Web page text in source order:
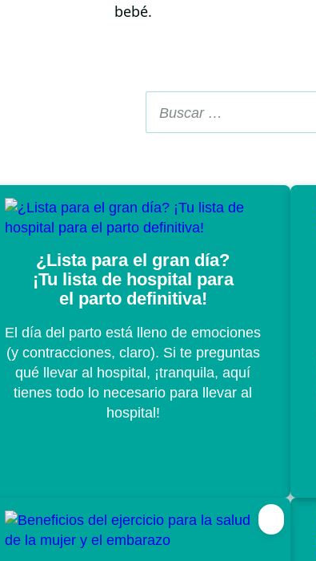
bebé.
¿Lista para el gran día?
¡Tu lista de hospital para
el parto definitiva!
El día del parto está lleno de emociones
(y contracciones, claro). Si te preguntas
qué llevar al hospital, ¡tranquila, aquí
tienes todo lo necesario para llevar al
hospital!